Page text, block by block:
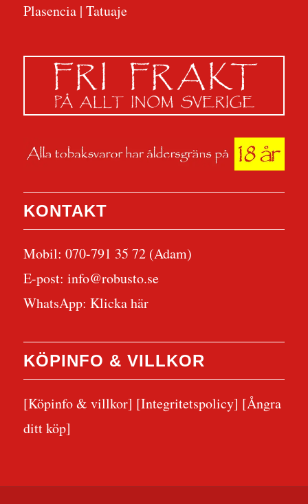
Plasencia| Tatuaje
KONTAKT
Mobil: 070-791 35 72 (Adam)
E-post: info@robusto.se
WhatsApp: Klicka här
KÖPINFO & VILLKOR
[Köpinfo & villkor] [Integritetspolicy] [Ångra
ditt köp]